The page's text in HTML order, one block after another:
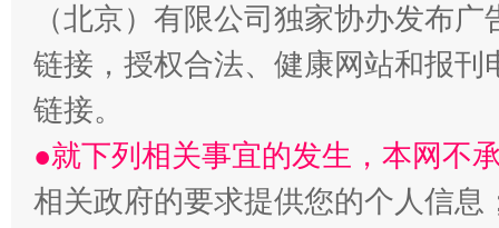
（北京）有限公司独家协办发布
链接，授权合法、健康网站和报
链接。
●就下列相关事宜的发生，本网不
相关政府的要求提供您的个人信息